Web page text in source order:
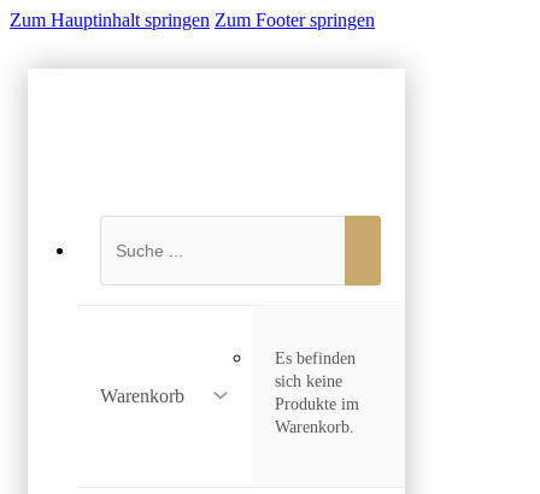
Zum Hauptinhalt springen Zum Footer springen
Suchen
Warenkorb
Es befinden
sich keine
Produkte im
Warenkorb.